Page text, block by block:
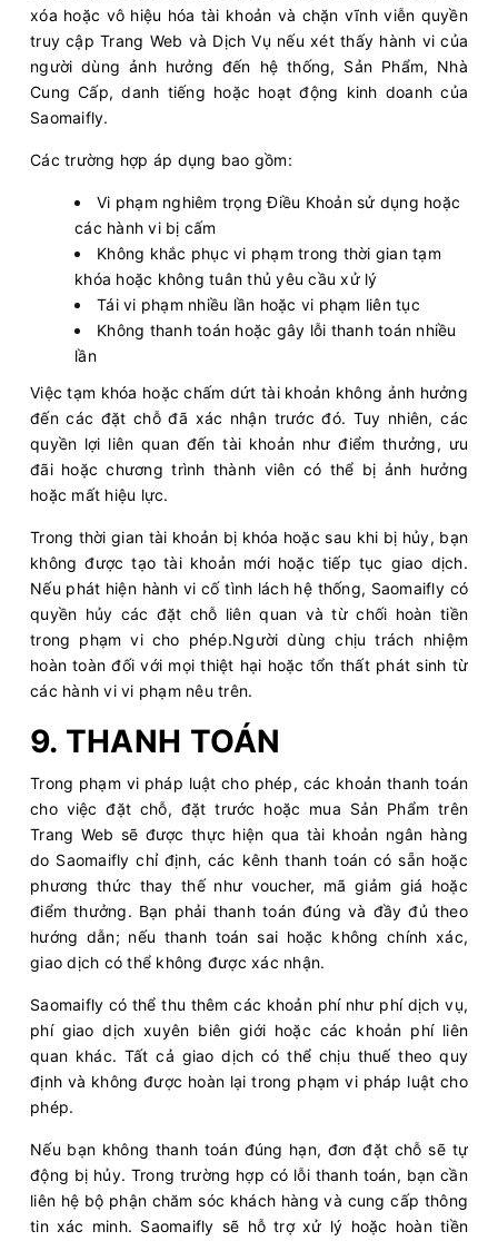
xóa hoặc vô hiệu hóa tài khoản và chặn vĩnh viễn quyền
truy cập Trang Web và Dịch Vụ nếu xét thấy hành vi của
người dùng ảnh hưởng đến hệ thống, Sản Phẩm, Nhà
Cung Cấp, danh tiếng hoặc hoạt động kinh doanh của
Saomaifly.
Các trường hợp áp dụng bao gồm:
Vi phạm nghiêm trọng Điều Khoản sử dụng hoặc
các hành vi bị cấm
Không khắc phục vi phạm trong thời gian tạm
khóa hoặc không tuân thủ yêu cầu xử lý
Tái vi phạm nhiều lần hoặc vi phạm liên tục
Không thanh toán hoặc gây lỗi thanh toán nhiều
lần
Việc tạm khóa hoặc chấm dứt tài khoản không ảnh hưởng
đến các đặt chỗ đã xác nhận trước đó. Tuy nhiên, các
quyền lợi liên quan đến tài khoản như điểm thưởng, ưu
đãi hoặc chương trình thành viên có thể bị ảnh hưởng
hoặc mất hiệu lực.
Trong thời gian tài khoản bị khóa hoặc sau khi bị hủy, bạn
không được tạo tài khoản mới hoặc tiếp tục giao dịch.
Nếu phát hiện hành vi cố tình lách hệ thống, Saomaifly có
quyền hủy các đặt chỗ liên quan và từ chối hoàn tiền
trong phạm vi cho phép.Người dùng chịu trách nhiệm
hoàn toàn đối với mọi thiệt hại hoặc tổn thất phát sinh từ
các hành vi vi phạm nêu trên.
9. THANH TOÁN
Trong phạm vi pháp luật cho phép, các khoản thanh toán
cho việc đặt chỗ, đặt trước hoặc mua Sản Phẩm trên
Trang Web sẽ được thực hiện qua tài khoản ngân hàng
do Saomaifly chỉ định, các kênh thanh toán có sẵn hoặc
phương thức thay thế như voucher, mã giảm giá hoặc
điểm thưởng. Bạn phải thanh toán đúng và đầy đủ theo
hướng dẫn; nếu thanh toán sai hoặc không chính xác,
giao dịch có thể không được xác nhận.
Saomaifly có thể thu thêm các khoản phí như phí dịch vụ,
phí giao dịch xuyên biên giới hoặc các khoản phí liên
quan khác. Tất cả giao dịch có thể chịu thuế theo quy
định và không được hoàn lại trong phạm vi pháp luật cho
phép.
Nếu bạn không thanh toán đúng hạn, đơn đặt chỗ sẽ tự
động bị hủy. Trong trường hợp có lỗi thanh toán, bạn cần
liên hệ bộ phận chăm sóc khách hàng và cung cấp thông
tin xác minh. Saomaifly sẽ hỗ trợ xử lý hoặc hoàn tiền